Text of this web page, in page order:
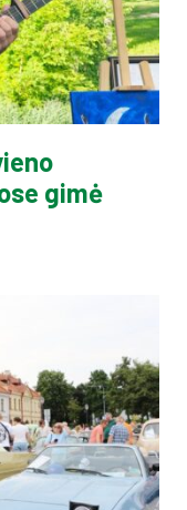
gimė